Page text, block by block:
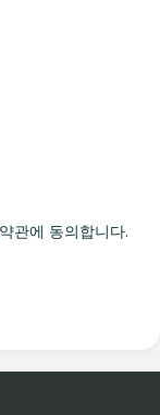
관에 동의합니다.